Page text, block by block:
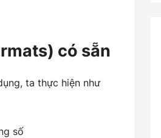
có sẵn
ta thực hiện như
số